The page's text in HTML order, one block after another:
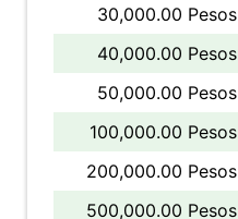
30,000.00 Pesos
40,000.00 Pesos
50,000.00 Pesos
100,000.00 Pesos
200,000.00 Pesos
500,000.00 Pesos